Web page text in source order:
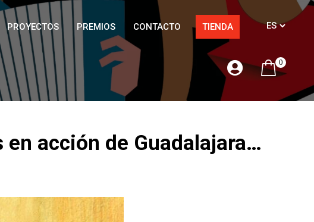
PROYECTOS PREMIOS CONTACTO TIENDA
0
en acción de Guadalajara…